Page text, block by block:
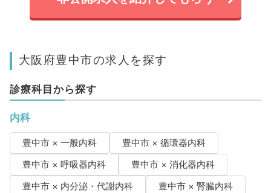
大阪府豊中市の求人を探す
診療科目から探す
内科
豊中市 × 一般内科
豊中市 × 循環器内科
豊中市 × 呼吸器内科
豊中市 × 消化器内科
豊中市 × 内分泌・代謝内科
豊中市 × 腎臓内科